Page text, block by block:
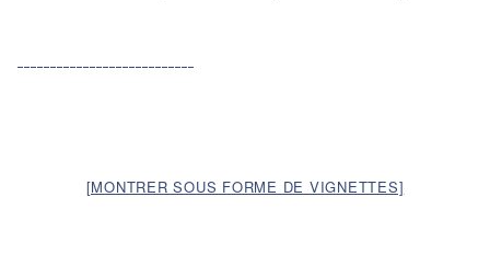
[MONTRER SOUS FORME DE VIGNETTES]